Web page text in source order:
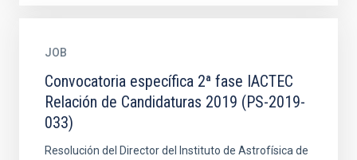
JOB
Convocatoria específica 2ª fase IACTEC
Relación de Candidaturas 2019 (PS-2019-
033)
Resolución del Director del Instituto de Astrofísica de